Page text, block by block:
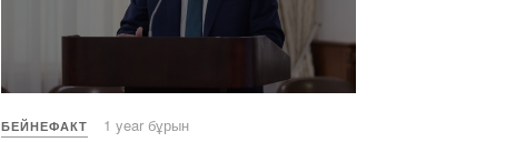
БЕЙНЕФАКТ 1 year бұрын